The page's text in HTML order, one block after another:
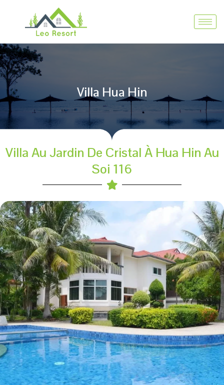
Villa Hua Hin
Villa Au Jardin De Cristal À Hua Hin Au
Soi 116